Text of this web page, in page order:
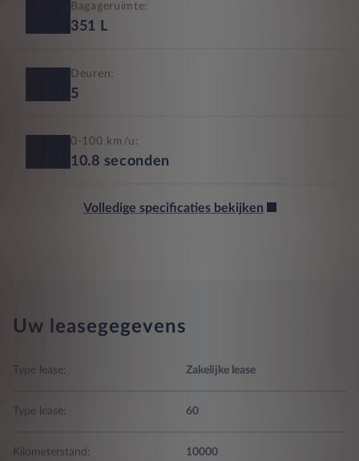
Bagageruimte:
351 L
Deuren:
5
0-100 km/u:
10.8 seconden
Volledige specificaties bekijken
Uw leasegegevens
Type lease: Zakelijke lease
Type lease: 60
Kilometerstand: 10000